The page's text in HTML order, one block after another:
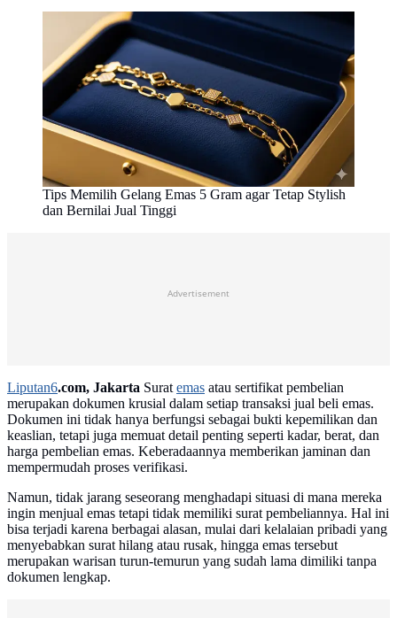
Tips Memilih Gelang Emas 5 Gram agar Tetap Stylish
dan Bernilai Jual Tinggi
Advertisement
Liputan6.com, Jakarta Suratemas atau sertifikat pembelian
merupakan dokumen krusial dalam setiap transaksi jual beli emas.
Dokumen ini tidak hanya berfungsi sebagai bukti kepemilikan dan
keaslian, tetapi juga memuat detail penting seperti kadar, berat, dan
harga pembelian emas. Keberadaannya memberikan jaminan dan
mempermudah proses verifikasi.
Namun, tidak jarang seseorang menghadapi situasi di mana mereka
ingin menjual emas tetapi tidak memiliki surat pembeliannya. Hal ini
bisa terjadi karena berbagai alasan, mulai dari kelalaian pribadi yang
menyebabkan surat hilang atau rusak, hingga emas tersebut
merupakan warisan turun-temurun yang sudah lama dimiliki tanpa
dokumen lengkap.